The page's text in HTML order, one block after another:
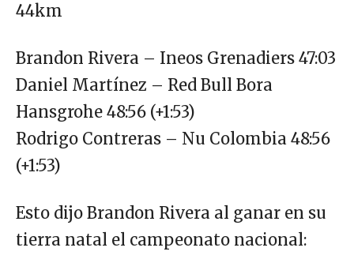
44km
Brandon Rivera – Ineos Grenadiers 47:03
Daniel Martínez – Red Bull Bora
Hansgrohe 48:56 (+1:53)
Rodrigo Contreras – Nu Colombia 48:56
(+1:53)
Esto dijo Brandon Rivera al ganar en su
tierra natal el campeonato nacional: